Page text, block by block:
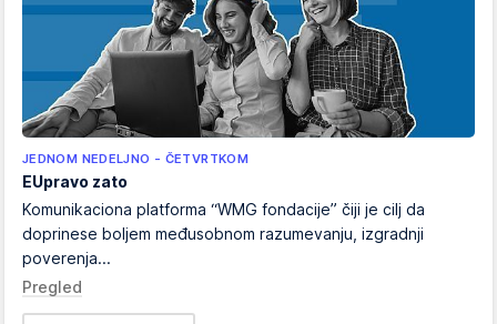
JEDNOM NEDELJNO - ČETVRTKOM
EUpravo zato
Komunikaciona platforma “WMG fondacije” čiji je cilj da
doprinese boljem međusobnom razumevanju, izgradnji
poverenja...
Pregled